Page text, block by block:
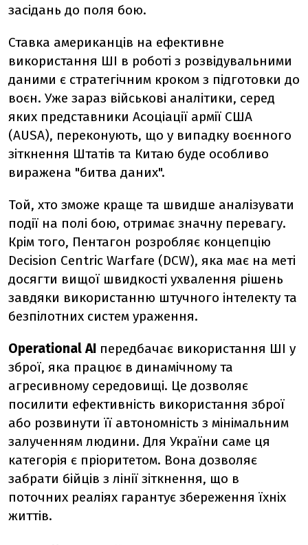
засідань до поля бою.
Ставка американців на ефективне
використання ШІ в роботі з розвідувальними
даними є стратегічним кроком з підготовки до
воєн. Уже зараз військові аналітики, серед
яких представники Асоціації армії США
(AUSA), переконують, що у випадку воєнного
зіткнення Штатів та Китаю буде особливо
виражена "битва даних".
Той, хто зможе краще та швидше аналізувати
події на полі бою, отримає значну перевагу.
Крім того, Пентагон розробляє концепцію
Decision Centric Warfare (DCW), яка має на меті
досягти вищої швидкості ухвалення рішень
завдяки використанню штучного інтелекту та
безпілотних систем ураження.
Operational AI передбачає використання ШІ у
зброї, яка працює в динамічному та
агресивному середовищі. Це дозволяє
посилити ефективність використання зброї
або розвинути її автономність з мінімальним
залученням людини. Для України саме ця
категорія є пріоритетом. Вона дозволяє
забрати бійців з лінії зіткнення, що в
поточних реаліях гарантує збереження їхніх
життів.